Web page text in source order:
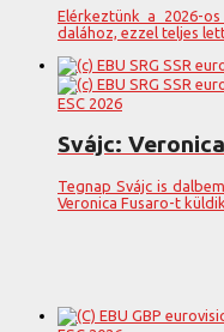
Elérkeztünk a 2026-
dalához, ezzel teljes
ESC 2026
Svájc:
Tegnap Svájc is
Veronica Fusaro-t küldik